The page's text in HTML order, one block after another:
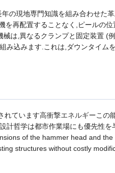
の現地専門知識を組み合わせた
を再配置することなく,ピールの
は,異なるクランプと固定装置 (
込みます.これは,ダウンタイム
れています高衝撃エネルギーこの
計哲学は都市作業場にも優先性を
of the hammer head and
structures without costly